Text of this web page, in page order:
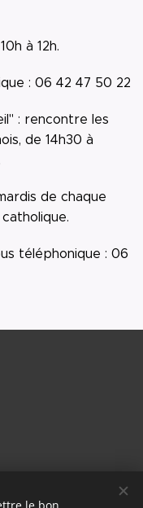
à 12h.
: 06 42 47 50 22
: rencontre les
de 14h30 à
de chaque
téléphonique : 06